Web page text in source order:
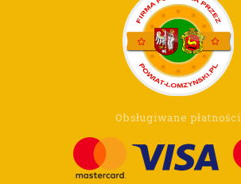
Obsługiwane płatności